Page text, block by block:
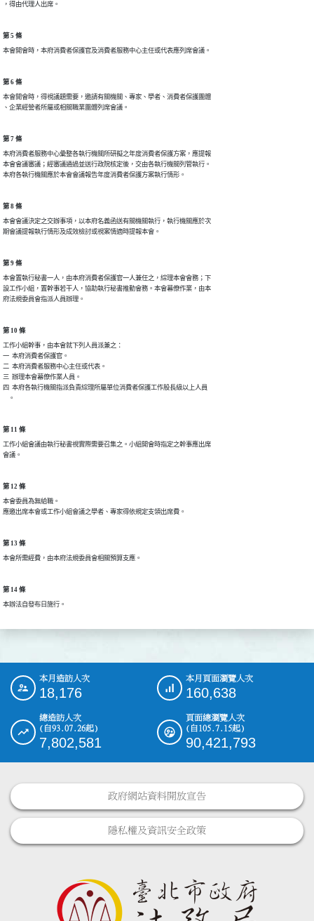
，得由代理人出席。
第 5 條
本會開會時，本府消費者保護官及消費者服務中心主任或代表應列席會議。
第 6 條
本會開會時，得視議題需要，邀請有關機關、專家、學者、消費者保護團體
、企業經營者所屬或相關職業團體列席會議。
第 7 條
本府消費者服務中心彙整各執行機關所研擬之年度消費者保護方案，應提報
本會會議審議；經審議通過並送行政院核定後，交由各執行機關列管執行。
本府各執行機關應於本會會議報告年度消費者保護方案執行情形。
第 8 條
本會會議決定之交辦事項，以本府名義函送有關機關執行，執行機關應於次
期會議提報執行情形及成效檢討或視案情適時提報本會。
第 9 條
本會置執行秘書一人，由本府消費者保護官一人兼任之，綜理本會會務；下
設工作小組，置幹事若干人，協助執行秘書推動會務。本會幕僚作業，由本
府法規委員會指派人員辦理。
第 10 條
工作小組幹事，由本會就下列人員派兼之：
一  本府消費者保護官。
二  本府消費者服務中心主任或代表。
三  辦理本會幕僚作業人員。
四  本府各執行機關指派負責綜理所屬單位消費者保護工作股長級以上人員
    。
第 11 條
工作小組會議由執行秘書視實際需要召集之。小組開會時指定之幹事應出席
會議。
第 12 條
本會委員為無給職。
應邀出席本會或工作小組會議之學者、專家得依規定支領出席費。
第 13 條
本會所需經費，由本府法規委員會相關預算支應。
第 14 條
本辦法自發布日施行。
::: 本月造訪人次
18,176
本月頁面瀏覽人次
160,638
總造訪人次
(自93.07.26起)
7,802,581
頁面總瀏覽人次
(自105.7.15起)
90,421,793
政府網站資料開放宣告
隱私權及資訊安全政策